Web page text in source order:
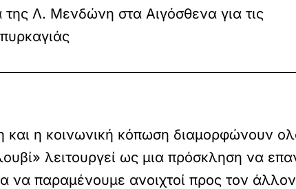
Λ. Μενδώνη στα Αιγόσθενα για τις
η κοινωνική κόπωση διαμορφώνουν
λειτουργεί ως μια πρόσκληση να
να παραμένουμε ανοιχτοί προς τον